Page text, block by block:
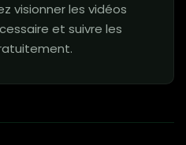
visionner les vidéos
et suivre les